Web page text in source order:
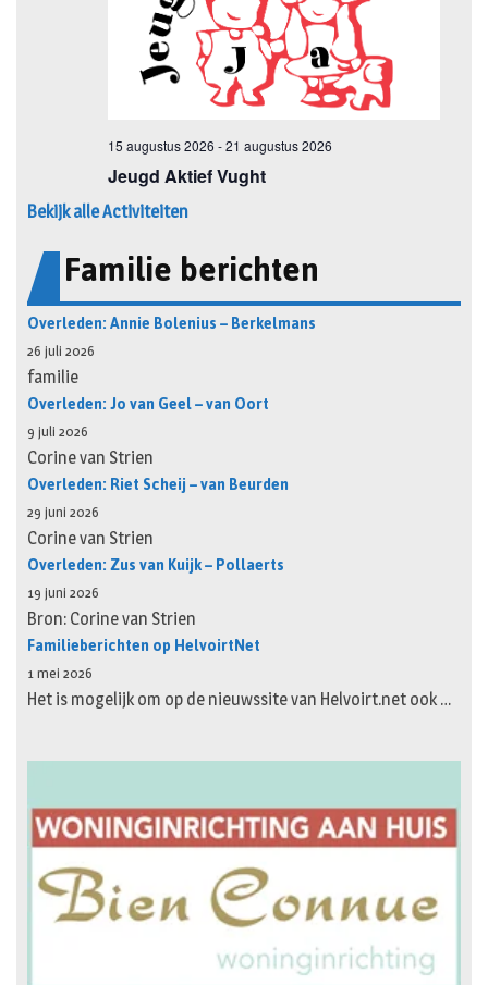
Bekijk alle Activiteiten
Familie berichten
Overleden: Annie Bolenius – Berkelmans
26 juli 2026
familie
Overleden: Jo van Geel – van Oort
9 juli 2026
Corine van Strien
Overleden: Riet Scheij – van Beurden
29 juni 2026
Corine van Strien
Overleden: Zus van Kuijk – Pollaerts
19 juni 2026
Bron: Corine van Strien
Familieberichten op HelvoirtNet
1 mei 2026
Het is mogelijk om op de nieuwssite van Helvoirt.net ook …